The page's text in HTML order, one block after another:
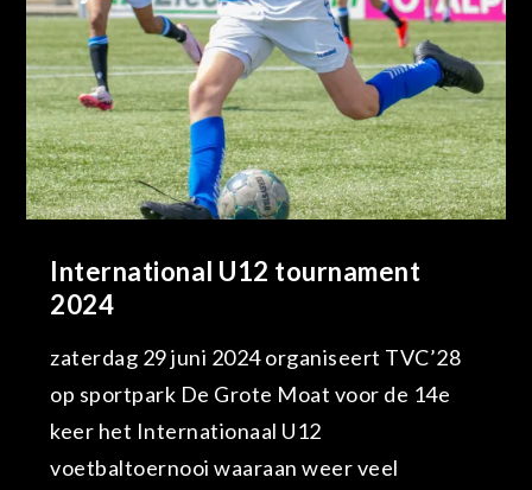
International U12 tournament
2024
zaterdag 29 juni 2024 organiseert TVC’28
op sportpark De Grote Moat voor de 14e
keer het Internationaal U12
voetbaltoernooi waaraan weer veel